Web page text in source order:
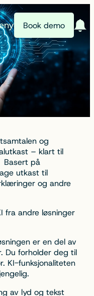
Book demo
og
– klart til
Basert på
utkast til
og andre
fra andre løsninger
er en del av
Du forholder deg til
KI-funksjonaliteten
av lyd og tekst